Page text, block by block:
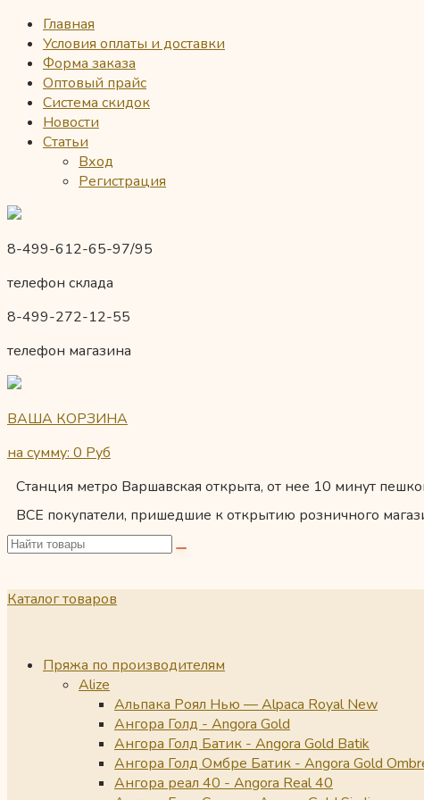
Главная
Условия оплаты и доставки
Форма заказа
Оптовый прайс
Система скидок
Новости
Статьи
Вход
Регистрация
8-499-612-65-97/95
телефон склада
8-499-272-12-55
телефон магазина
ВАША КОРЗИНА
на сумму: 0 Руб
Станция метро Варшавская открыта, от нее 10 минут
ВСЕ покупатели, пришедшие к открытию розничного
Каталог товаров
Пряжа по производителям
Alize
Альпака Роял Нью — Alpaca Royal New
Ангора Голд - Angora Gold
Ангора Голд Батик - Angora Gold Batik
Ангора Голд Омбре Батик - Angora Gold
Ангора реал 40 - Angora Real 40